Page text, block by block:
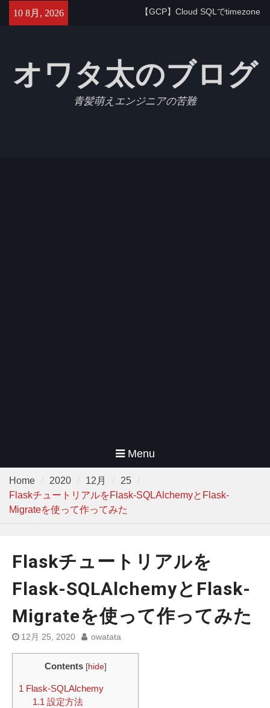
10 8月, 2026
【GCP】Cloud SQLでtimezone
Azure Database for MySQL (フ
レキシブルサーバー)で
max_allowed_packetを設定す
る
オワタ太のブログ
青髪萌えエンジニアの苦難
Menu
Home 2020 12月
25
FlaskチュートリアルをFlask-SQLAlchemyとFlask-
Migrateを使って作ってみた
Flaskチュートリアルを
Flask-SQLAlchemyとFlask-
Migrateを使って作ってみた
12月 25, 2020 owatata
Contents [hide]
1 Flask-SQLAlchemy
1.1 設定方法